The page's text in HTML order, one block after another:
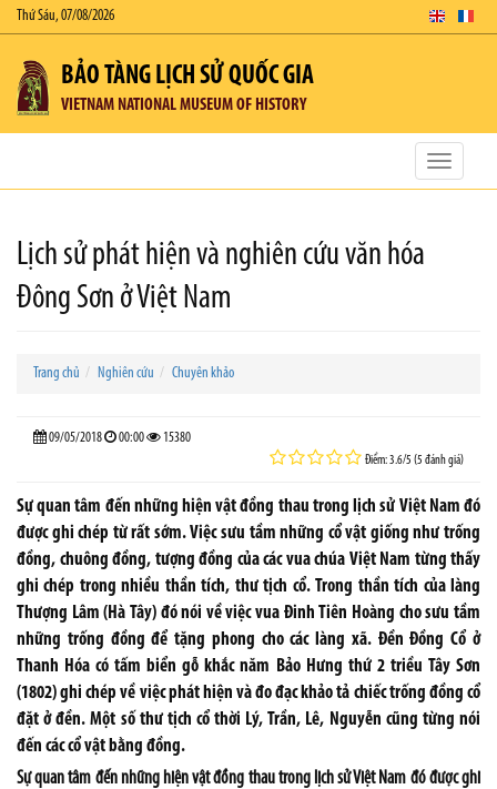
Thứ Sáu, 07/08/2026
BẢO TÀNG LỊCH SỬ QUỐC GIA
VIETNAM NATIONAL MUSEUM OF HISTORY
Toggle
Lịch sử phát hiện và nghiên cứu văn hóa
Đông Sơn ở Việt Nam
Trang chủ Nghiên cứu Chuyên khảo
09/05/2018 00:00 15380
Điểm: 3.6/5 (5 đánh giá)
Sự quan tâm đến những hiện vật đồng thau trong lịch sử Việt Nam đó
được ghi chép từ rất sớm. Việc sưu tầm những cổ vật giống như trống
đồng, chuông đồng, tượng đồng của các vua chúa Việt Nam từng thấy
ghi chép trong nhiều thần tích, thư tịch cổ. Trong thần tích của làng
Thượng Lâm (Hà Tây) đó nói về việc vua Đinh Tiên Hoàng cho sưu tầm
những trống đồng để tặng phong cho các làng xã. Đền Đồng Cổ ở
Thanh Hóa có tấm biển gỗ khắc năm Bảo Hưng thứ 2 triều Tây Sơn
(1802) ghi chép về việc phát hiện và đo đạc khảo tả chiếc trống đồng cổ
đặt ở đền. Một số thư tịch cổ thời Lý, Trần, Lê, Nguyễn cũng từng nói
đến các cổ vật bằng đồng.
Sự quan tâm đến những hiện vật đồng thau trong lịch sử Việt Nam đó được ghi